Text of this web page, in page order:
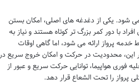
می شود. یکی از دغدغه های اصلی، امکان بستن
با دور کمر بزرگ تر کوتاه هستند و نیاز به
پرواز ارائه می شود، اما گاهی اوقات
این، محدودیت در حرکت و امکان خروج سریع در
هواپیما، توانایی حرکت سریع و عبور از
پرواز را تحت الشعاع قرار دهد.